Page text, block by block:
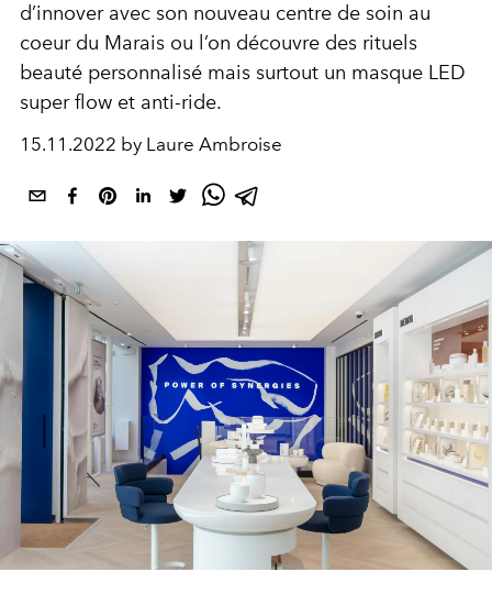
d’innover avec son nouveau centre de soin au
coeur du Marais ou l’on découvre des rituels
beauté personnalisé mais surtout un masque LED
super flow et anti-ride.
15.11.2022 by Laure Ambroise